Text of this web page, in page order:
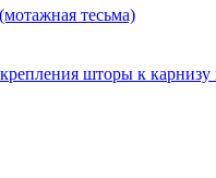
тесьма)
шторы к